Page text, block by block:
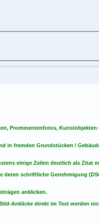
Prominentenfotos,
in fremden Grundstücken /
einige Zeilen deutlich als Zitat
schriftliche Genehmigung
anklicken.
Anklicke direkt im Text werden